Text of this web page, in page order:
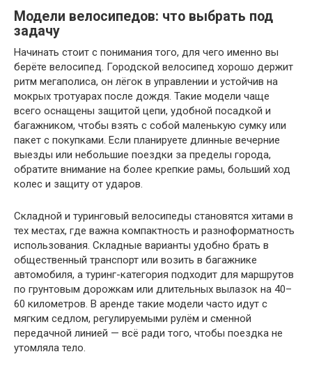
Модели велосипедов: что выбрать под
задачу
Начинать стоит с понимания того, для чего именно вы
берёте велосипед. Городской велосипед хорошо держит
ритм мегаполиса, он лёгок в управлении и устойчив на
мокрых тротуарах после дождя. Такие модели чаще
всего оснащены защитой цепи, удобной посадкой и
багажником, чтобы взять с собой маленькую сумку или
пакет с покупками. Если планируете длинные вечерние
выезды или небольшие поездки за пределы города,
обратите внимание на более крепкие рамы, больший ход
колес и защиту от ударов.
Складной и туринговый велосипеды становятся хитами в
тех местах, где важна компактность и разноформатность
использования. Складные варианты удобно брать в
общественный транспорт или возить в багажнике
автомобиля, а туринг-категория подходит для маршрутов
по грунтовым дорожкам или длительных вылазок на 40–
60 километров. В аренде такие модели часто идут с
мягким седлом, регулируемыми рулём и сменной
передачной линией — всё ради того, чтобы поездка не
утомляла тело.